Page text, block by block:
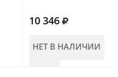
10 346
НЕТ В НАЛИЧИИ